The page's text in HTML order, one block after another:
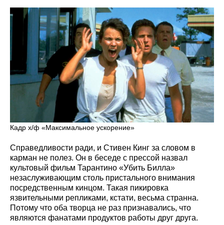
Кадр х/ф «Максимальное ускорение»
Справедливости ради, и Стивен Кинг за словом в
карман не полез. Он в беседе с прессой назвал
культовый фильм Тарантино «Убить Билла»
незаслуживающим столь пристального внимания
посредственным кинцом. Такая пикировка
язвительными репликами, кстати, весьма странна.
Потому что оба творца не раз признавались, что
являются фанатами продуктов работы друг друга.